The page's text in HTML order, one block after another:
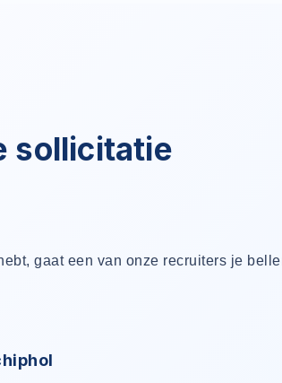
sollicitatie
gaat een van onze recruiters je